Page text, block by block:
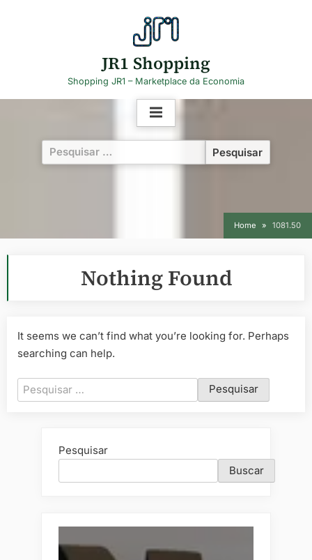
JR1 Shopping
Shopping JR1 – Marketplace da Economia
Pesquisar
por:
Home 1081.50
Nothing Found
It seems we can’t find what you’re looking for. Perhaps
searching can help.
Pesquisar
por:
Pesquisar
Buscar